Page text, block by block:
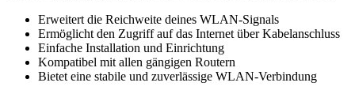
Erweitert die Reichweite deines WLAN-Signals
Ermöglicht den Zugriff auf das Internet über Kabelanschluss
Einfache Installation und Einrichtung
Kompatibel mit allen gängigen Routern
Bietet eine stabile und zuverlässige WLAN-Verbindung